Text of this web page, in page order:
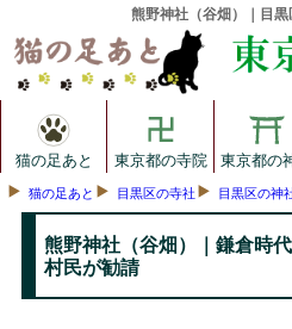
熊野神社（谷畑）｜目
猫の足あと 東京都の寺院 東京都の
猫の足あと 目黒区の寺社 目黒区の神
熊野神社（谷畑）｜鎌倉時
村民が勧請